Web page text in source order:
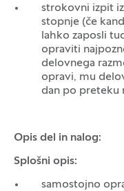
strokovni izpit
stopnje (če
lahko zaposli
opraviti
delovnega
opravi, mu
dan po preteku
Opis del in nalog:
Splošni opis:
samostojno